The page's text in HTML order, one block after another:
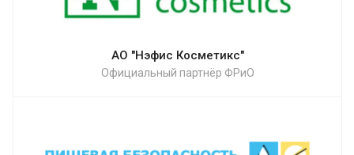
АО "Нэфис Косметикс"
Официальный партнёр ФРиО